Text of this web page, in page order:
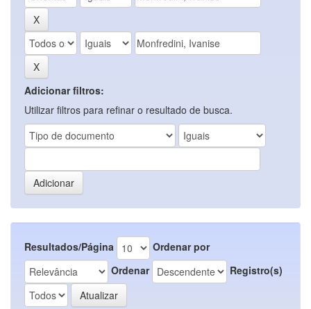
Adicionar filtros:
Utilizar filtros para refinar o resultado de busca.
Resultados/Página
Ordenar por
Ordenar
Registro(s)